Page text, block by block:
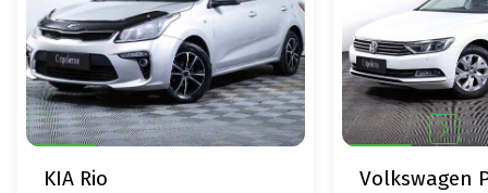
KIA Rio Volkswagen